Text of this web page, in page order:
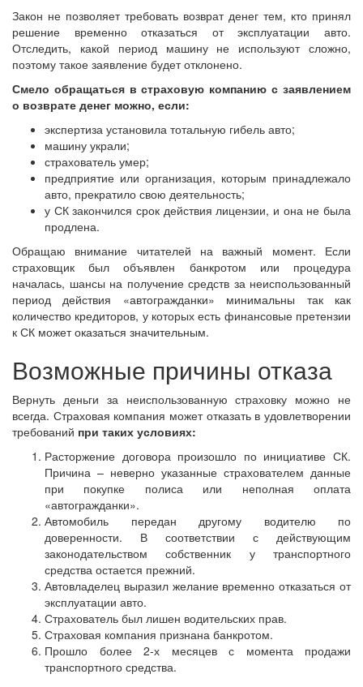
Закон не позволяет требовать возврат денег тем, кто принял
решение временно отказаться от эксплуатации авто.
Отследить, какой период машину не используют сложно,
поэтому такое заявление будет отклонено.
Смело обращаться в страховую компанию с заявлением
о возврате денег можно, если:
экспертиза установила тотальную гибель авто;
машину украли;
страхователь умер;
предприятие или организация, которым принадлежало
авто, прекратило свою деятельность;
у СК закончился срок действия лицензии, и она не была
продлена.
Обращаю внимание читателей на важный момент. Если
страховщик был объявлен банкротом или процедура
началась, шансы на получение средств за неиспользованный
период действия «автогражданки» минимальны так как
количество кредиторов, у которых есть финансовые претензии
к СК может оказаться значительным.
Возможные причины отказа
Вернуть деньги за неиспользованную страховку можно не
всегда. Страховая компания может отказать в удовлетворении
требований при таких условиях:
Расторжение договора произошло по инициативе СК.
Причина – неверно указанные страхователем данные
при покупке полиса или неполная оплата
«автогражданки».
Автомобиль передан другому водителю по
доверенности. В соответствии с действующим
законодательством собственник у транспортного
средства остается прежний.
Автовладелец выразил желание временно отказаться от
эксплуатации авто.
Страхователь был лишен водительских прав.
Страховая компания признана банкротом.
Прошло более 2-х месяцев с момента продажи
транспортного средства.